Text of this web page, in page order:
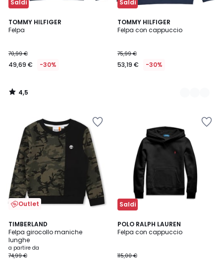
Saldi
TOMMY HILFIGER
Felpa
70,99 €
49,69 € -30%
4,5
/ 5
4,5
/
Saldi
TOMMY HILFIGER
Felpa con cappuccio
75,99 €
53,19 € -30%
2
Colori
Outlet
TIMBERLAND
Felpa girocollo maniche
lunghe
a partire da
74,99 €
Saldi
POLO RALPH LAUREN
Felpa con cappuccio
115,00 €
3
/
2
Colori